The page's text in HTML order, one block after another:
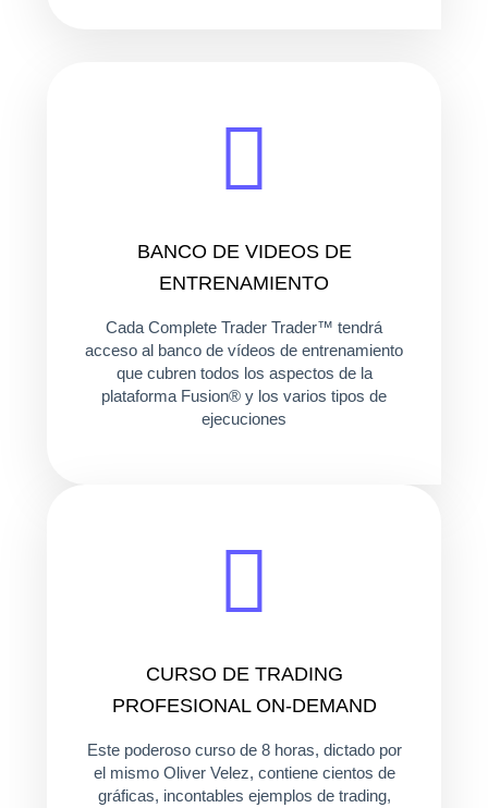
BANCO DE VIDEOS DE
ENTRENAMIENTO
Cada Complete Trader Trader™ tendrá
acceso al banco de vídeos de entrenamiento
que cubren todos los aspectos de la
plataforma Fusion® y los varios tipos de
ejecuciones
CURSO DE TRADING
PROFESIONAL ON-DEMAND
Este poderoso curso de 8 horas, dictado por
el mismo Oliver Velez, contiene cientos de
gráficas, incontables ejemplos de trading,